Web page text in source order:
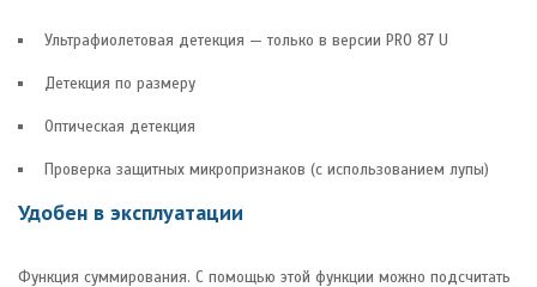
Ультрафиолетовая детекция — только в версии PRO 87 U
Детекция по размеру
Оптическая детекция
Проверка защитных микропризнаков (с использованием лупы)
Удобен в эксплуатации
Функция суммирования. С помощью этой функции можно подсчитать